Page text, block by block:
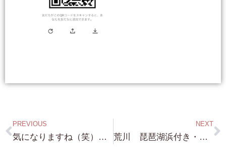
PREVIOUS
気になりますね（笑）和邇・琵琶湖浜付き 約100坪 プラスα！ 後少しで ご案内できます！ お待ちください！
NEXT
荒川 琵琶湖浜付き・前面砂浜物件 これ・・どなたかお友達と何人かで買いませんか？現在は 約700坪の土地ですが・・・